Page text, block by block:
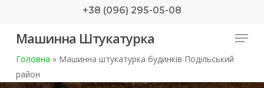
main
+38 (096) 295-05-08
Машинна Штукатурка Menu
Головна »Машинна штукатурка будинків Подільський
район